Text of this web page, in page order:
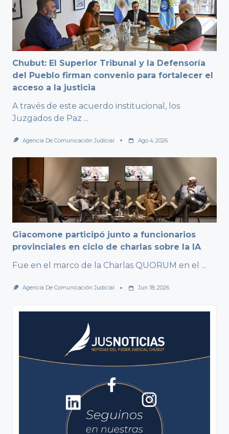
Chubut: El Superior Tribunal y la Defensoría
del Pueblo firman convenio para fortalecer el
acceso a la justicia
A través de este acuerdo institucional, los
Juzgados de Paz ...
Agencia De Comunicación Judicial Ago 4, 2026
Giacomone participó junto a funcionarios
provinciales en ciclo de charlas sobre la IA
Fue en el marco de la Charlas QUORUM en el ...
Agencia De Comunicación Judicial Jun 18, 2026